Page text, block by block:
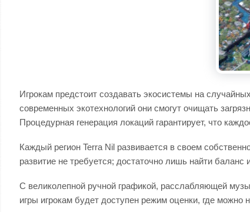
Игрокам предстоит создавать экосистемы на
современных экотехнологий они смогут очищать
Процедурная генерация локаций гарантирует, что
Каждый регион Terra Nil развивается в своем
развитие не требуется; достаточно лишь найти баланс
С великолепной ручной графикой, расслабляющей
игры игрокам будет доступен режим оценки, где можно